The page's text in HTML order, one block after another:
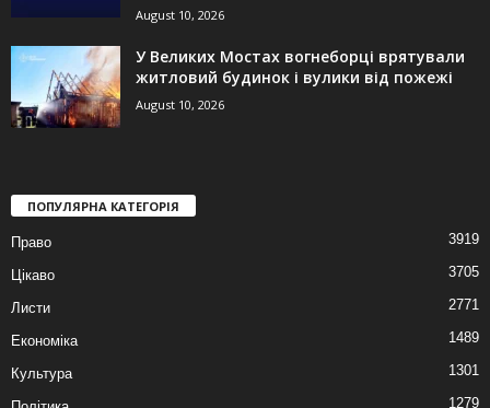
August 10, 2026
У Великих Мостах вогнеборці врятували
житловий будинок і вулики від пожежі
August 10, 2026
ПОПУЛЯРНА КАТЕГОРІЯ
Право 3919
Цікаво 3705
Листи 2771
Економіка 1489
Культура 1301
1279